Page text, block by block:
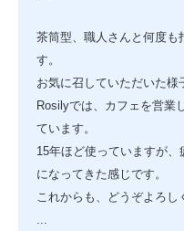
茶筒型、職人さんと何度も
す。
お気に召していただいた様
Rosilyでは、カフェを営業
ています。
15年ほど使っていますが
になってきた感じです。
これからも、どうぞよろし
...